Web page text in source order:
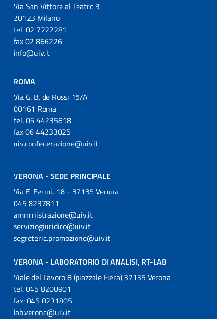
Via San Vittore al Teatro 3
20123 Milano
tel. 02 7222281
fax 02 866226
info@uiv.it
ROMA
Via G. B. de Rossi 15/A
00161 Roma
tel. 06 44235818
fax 06 44233025
uiv.confederazione@uiv.it
VERONA - SEDE PRINCIPALE
Via E. Fermi, 18 - 37135 Verona
045 8237811
amministrazione@uiv.it
serviziogiuridico@uiv.it
segreteria.promozione@uiv.it
VERONA - LABORATORIO DI ANALISI, RT-LAB
Viale del Lavoro 8 (piazzale Fiera) 37135 Verona
tel. 045 8200901
fax: 045 8231805
lab.verona@uiv.it